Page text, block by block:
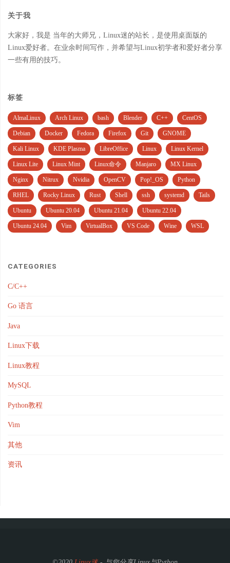
关于我
大家好，我是 当年的大师兄，Linux迷的站长，是使用桌面版的
Linux爱好者。在业余时间写作，并希望与Linux初学者和爱好者分享
一些有用的技巧。
标签
AlmaLinux Arch Linux bash Blender C++ CentOS
Debian Docker Fedora Firefox Git GNOME
Kali Linux KDE Plasma LibreOffice Linux Linux Kernel
Linux Lite Linux Mint Linux命令 Manjaro MX Linux
Nginx Nitrux Nvidia OpenCV Pop!_OS Python
RHEL Rocky Linux Rust Shell ssh systemd Tails
Ubuntu Ubuntu 20.04 Ubuntu 21.04 Ubuntu 22.04
Ubuntu 24.04 Vim VirtualBox VS Code Wine WSL
CATEGORIES
C/C++
Go 语言
Java
Linux下载
Linux教程
MySQL
Python教程
Vim
其他
资讯